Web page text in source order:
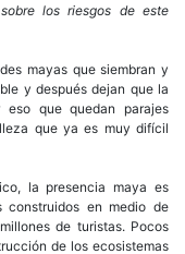
los riesgos de este
mayas que siembran y
y después dejan que la
que quedan parajes
que ya es muy difícil
la presencia maya es
construidos en medio de
de turistas. Pocos
de los ecosistemas